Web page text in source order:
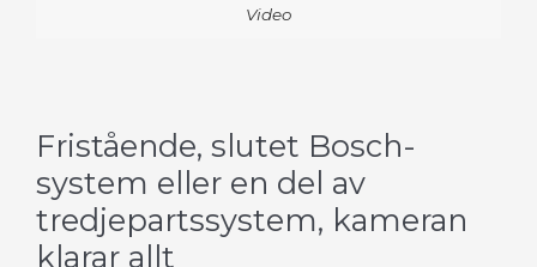
Video
Fristående, slutet Bosch-
system eller en del av
tredjepartssystem, kameran
klarar allt